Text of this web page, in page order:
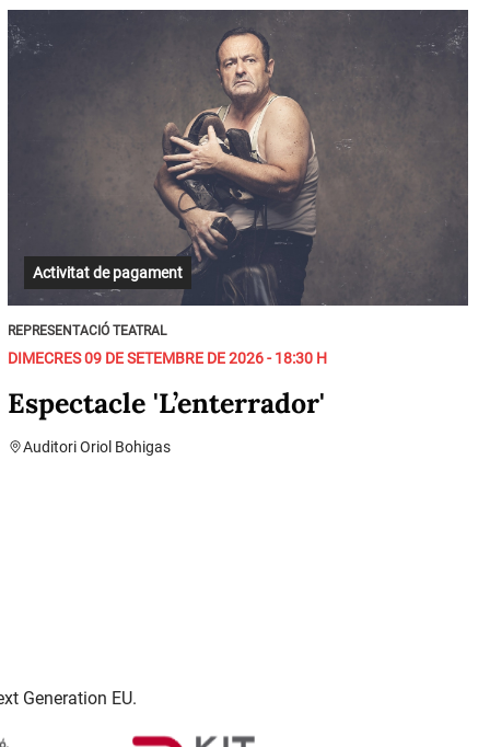
Activitat de pagament
REPRESENTACIÓ TEATRAL
DIMECRES 09 DE SETEMBRE DE 2026 - 18:30 H
Espectacle 'L’enterrador'
Auditori Oriol Bohigas
Generation EU.